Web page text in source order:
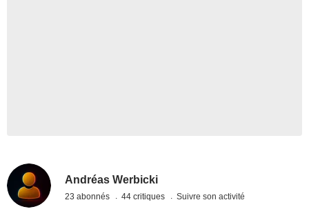
Andréas Werbicki
23 abonnés 44 critiques Suivre son activité